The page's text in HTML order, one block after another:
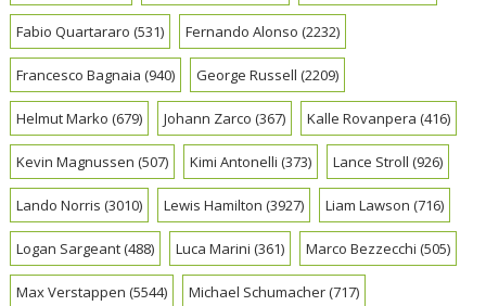
Fabio Quartararo (531) Fernando Alonso (2232)
Francesco Bagnaia (940) George Russell (2209)
Helmut Marko (679) Johann Zarco (367) Kalle Rovanpera (416)
Kevin Magnussen (507) Kimi Antonelli (373) Lance Stroll (926)
Lando Norris (3010) Lewis Hamilton (3927) Liam Lawson (716)
Logan Sargeant(488) Luca Marini (361) Marco Bezzecchi (505)
Max Verstappen (5544) Michael Schumacher(717)